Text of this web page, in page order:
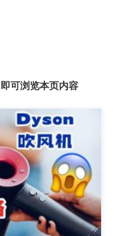
即可浏览本页内容